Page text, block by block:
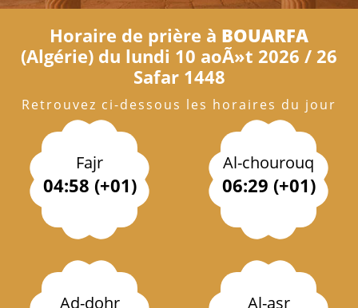
Horaire de prière à BOUARFA
(Algérie) du lundi 10 aoÃ»t 2026 / 26
Safar 1448
Retrouvez ci-dessous les horaires du jour
Fajr
04:58 (+01)
Al-chourouq
06:29 (+01)
Ad-dohr Al-asr